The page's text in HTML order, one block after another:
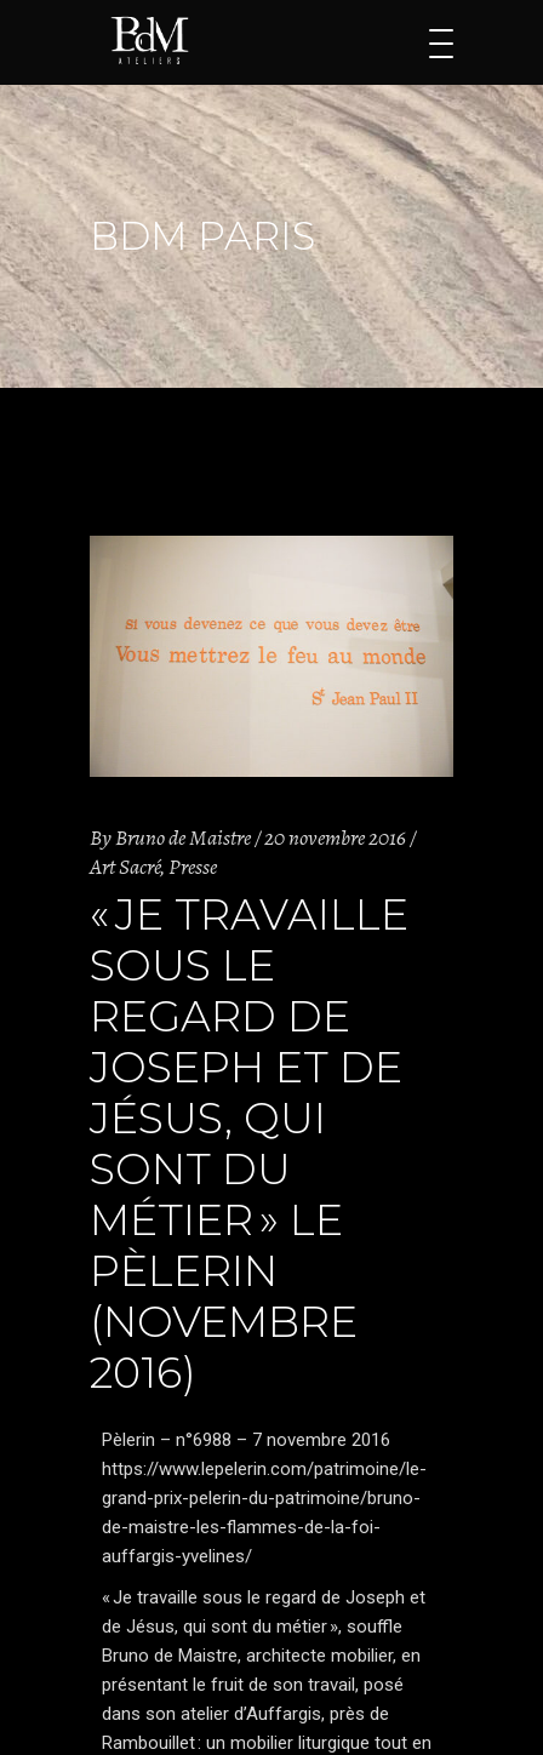
BDM PARIS
ByBruno de Maistre 20 novembre 2016
Art Sacré,Presse
« JE TRAVAILLE
SOUS LE
REGARD DE
JOSEPH ET DE
JÉSUS, QUI
SONT DU
MÉTIER » LE
PÈLERIN
(NOVEMBRE
2016)
Pèlerin – n°6988 – 7 novembre 2016
https://www.lepelerin.com/patrimoine/le-
grand-prix-pelerin-du-patrimoine/bruno-
de-maistre-les-flammes-de-la-foi-
auffargis-yvelines/
« Je travaille sous le regard de Joseph et
de Jésus, qui sont du métier », souffle
Bruno de Maistre, architecte mobilier, en
présentant le fruit de son travail, posé
dans son atelier d’Auffargis, près de
Rambouillet : un mobilier liturgique tout en